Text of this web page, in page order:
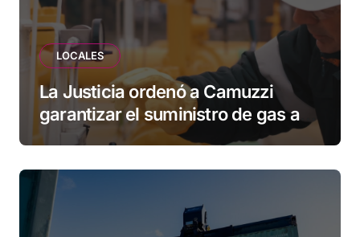
LOCALES
La Justicia ordenó a Camuzzi
garantizar el suministro de gas a
una familia de Tolhuin